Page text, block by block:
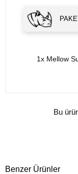
1x Mellow
Bu
Benzer Ürünler